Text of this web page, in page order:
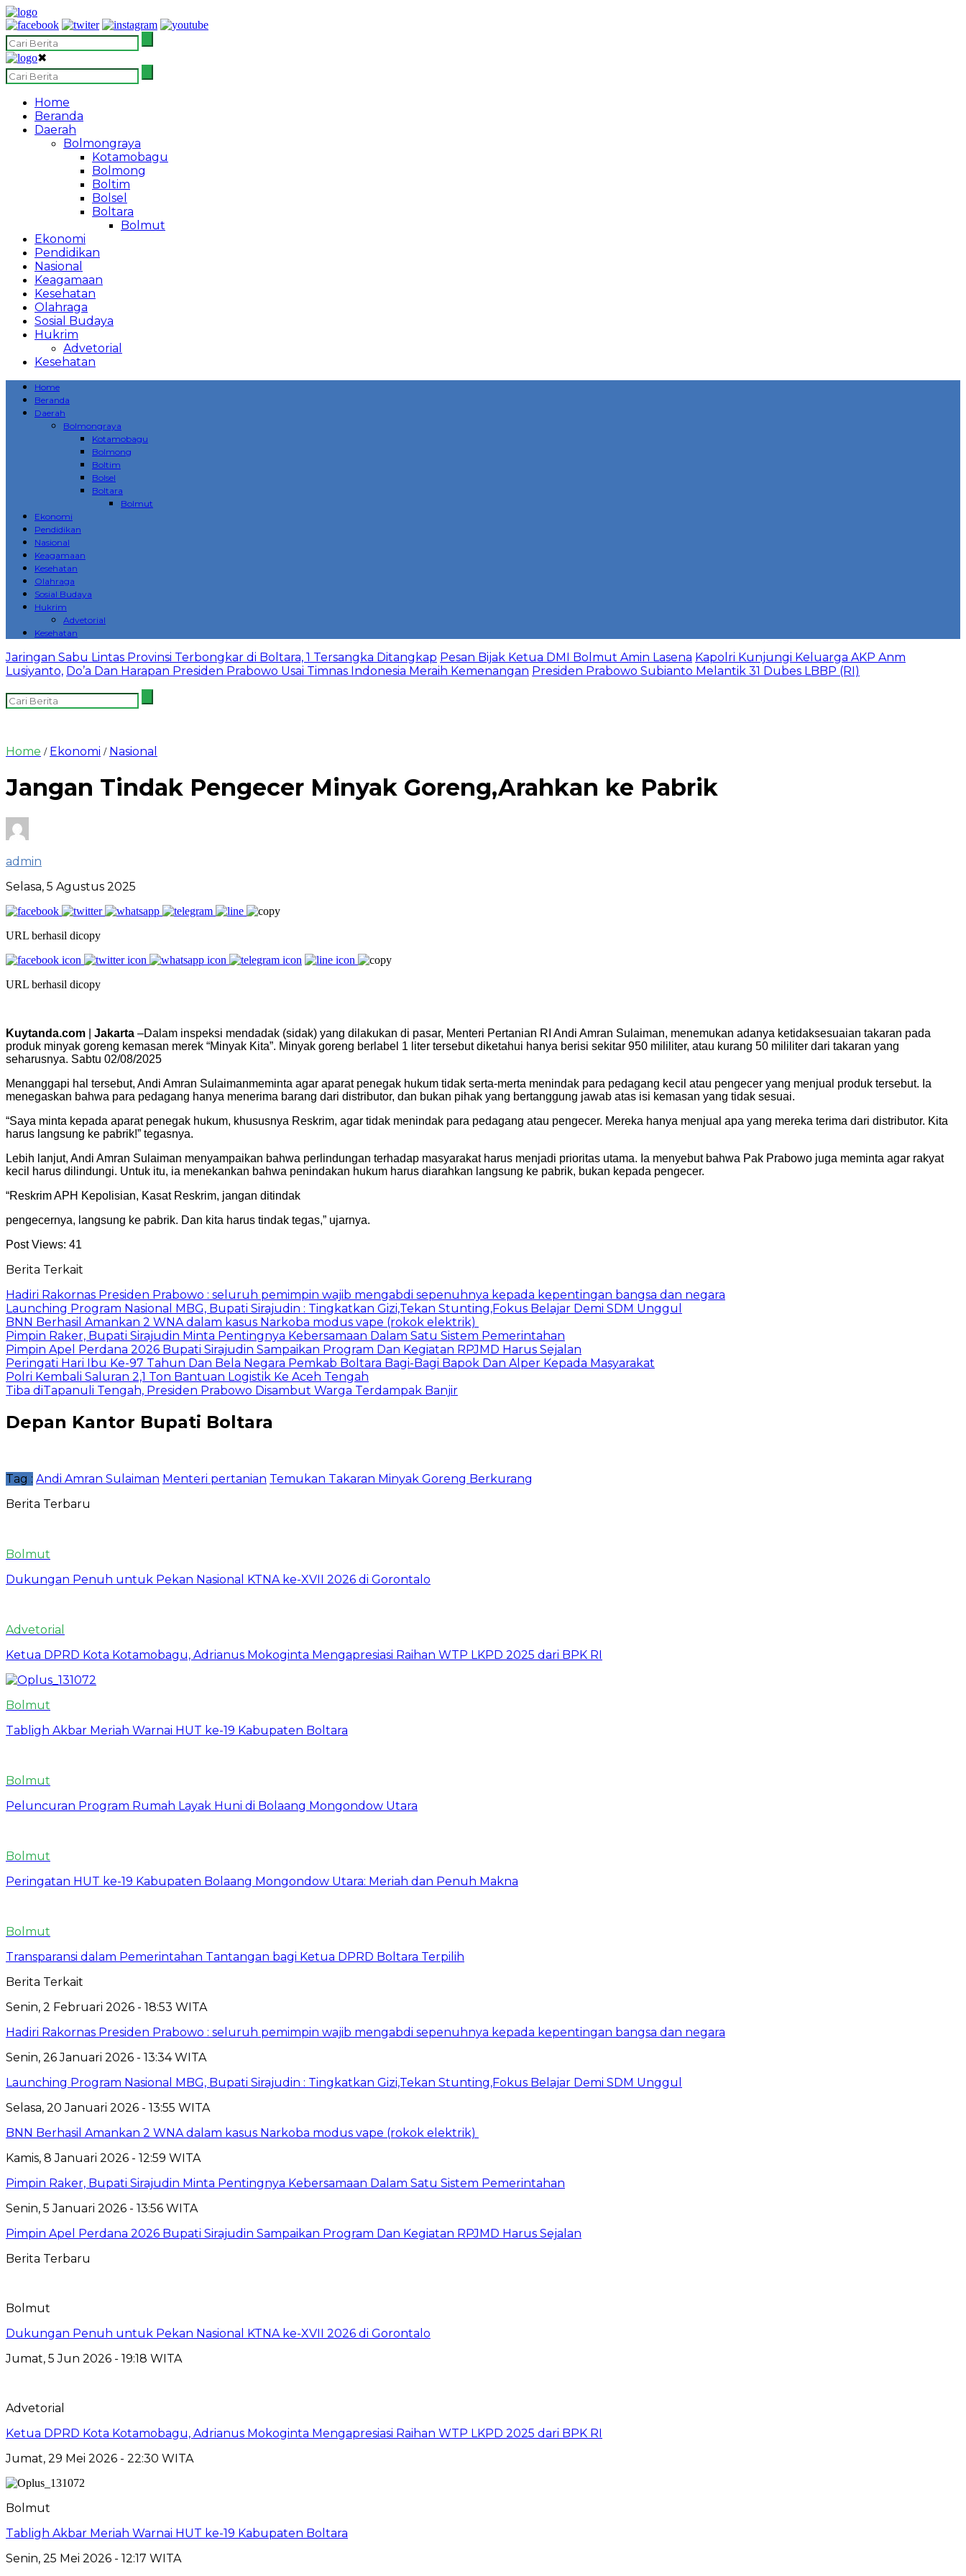
✖
Home
Beranda
Daerah
Bolmongraya
Kotamobagu
Bolmong
Boltim
Bolsel
Boltara
Bolmut
Ekonomi
Pendidikan
Nasional
Keagamaan
Kesehatan
Olahraga
Sosial Budaya
Hukrim
Advetorial
Kesehatan
Home
Beranda
Daerah
Bolmongraya
Kotamobagu
Bolmong
Boltim
Bolsel
Boltara
Bolmut
Ekonomi
Pendidikan
Nasional
Keagamaan
Kesehatan
Olahraga
Sosial Budaya
Hukrim
Advetorial
Kesehatan
Jaringan Sabu Lintas Provinsi Terbongkar di Boltara, 1 Tersangka Ditangkap Pesan Bijak Ketua DMI Bolmut Amin Lasena Kapolri Kunjungi Keluarga AKP Anm
Lusiyanto, Do’a Dan Harapan Presiden Prabowo Usai Timnas Indonesia Meraih Kemenangan Presiden Prabowo Subianto Melantik 31 Dubes LBBP (RI)
Home / Ekonomi / Nasional
Jangan Tindak Pengecer Minyak Goreng,Arahkan ke Pabrik
admin
Selasa, 5 Agustus 2025
URL berhasil dicopy
URL berhasil dicopy
Kuytanda.com Jakarta –Dalam inspeksi mendadak (sidak) yang dilakukan di pasar, Menteri Pertanian RI Andi Amran Sulaiman, menemukan adanya ketidaksesuaian takaran pada
produk minyak goreng kemasan merek “Minyak Kita”. Minyak goreng berlabel 1 liter tersebut diketahui hanya berisi sekitar 950 mililiter, atau kurang 50 mililiter dari takaran yang
seharusnya. Sabtu 02/08/2025
Menanggapi hal tersebut, Andi Amran Sulaimanmeminta agar aparat penegak hukum tidak serta-merta menindak para pedagang kecil atau pengecer yang menjual produk tersebut. Ia
menegaskan bahwa para pedagang hanya menerima barang dari distributor, dan bukan pihak yang bertanggung jawab atas isi kemasan yang tidak sesuai.
“Saya minta kepada aparat penegak hukum, khususnya Reskrim, agar tidak menindak para pedagang atau pengecer. Mereka hanya menjual apa yang mereka terima dari distributor. Kita
harus langsung ke pabrik!” tegasnya.
Lebih lanjut, Andi Amran Sulaiman menyampaikan bahwa perlindungan terhadap masyarakat harus menjadi prioritas utama. Ia menyebut bahwa Pak Prabowo juga meminta agar rakyat
kecil harus dilindungi. Untuk itu, ia menekankan bahwa penindakan hukum harus diarahkan langsung ke pabrik, bukan kepada pengecer.
“Reskrim APH Kepolisian, Kasat Reskrim, jangan ditindak
pengecernya, langsung ke pabrik. Dan kita harus tindak tegas,” ujarnya.
Post Views: 41
Berita Terkait
Hadiri Rakornas Presiden Prabowo : seluruh pemimpin wajib mengabdi sepenuhnya kepada kepentingan bangsa dan negara
Launching Program Nasional MBG, Bupati Sirajudin : Tingkatkan Gizi,Tekan Stunting,Fokus Belajar Demi SDM Unggul
BNN Berhasil Amankan 2 WNA dalam kasus Narkoba modus vape (rokok elektrik)
Pimpin Raker, Bupati Sirajudin Minta Pentingnya Kebersamaan Dalam Satu Sistem Pemerintahan
Pimpin Apel Perdana 2026 Bupati Sirajudin Sampaikan Program Dan Kegiatan RPJMD Harus Sejalan
Peringati Hari Ibu Ke-97 Tahun Dan Bela Negara Pemkab Boltara Bagi-Bagi Bapok Dan Alper Kepada Masyarakat
Polri Kembali Saluran 2,1 Ton Bantuan Logistik Ke Aceh Tengah
Tiba diTapanuli Tengah, Presiden Prabowo Disambut Warga Terdampak Banjir
Depan Kantor Bupati Boltara
Tag : Andi Amran Sulaiman Menteri pertanian Temukan Takaran Minyak Goreng Berkurang
Berita Terbaru
Bolmut
Dukungan Penuh untuk Pekan Nasional KTNA ke-XVII 2026 di Gorontalo
Advetorial
Ketua DPRD Kota Kotamobagu, Adrianus Mokoginta Mengapresiasi Raihan WTP LKPD 2025 dari BPK RI
Bolmut
Tabligh Akbar Meriah Warnai HUT ke-19 Kabupaten Boltara
Bolmut
Peluncuran Program Rumah Layak Huni di Bolaang Mongondow Utara
Bolmut
Peringatan HUT ke-19 Kabupaten Bolaang Mongondow Utara: Meriah dan Penuh Makna
Bolmut
Transparansi dalam Pemerintahan Tantangan bagi Ketua DPRD Boltara Terpilih
Berita Terkait
Senin, 2 Februari 2026 - 18:53 WITA
Hadiri Rakornas Presiden Prabowo : seluruh pemimpin wajib mengabdi sepenuhnya kepada kepentingan bangsa dan negara
Senin, 26 Januari 2026 - 13:34 WITA
Launching Program Nasional MBG, Bupati Sirajudin : Tingkatkan Gizi,Tekan Stunting,Fokus Belajar Demi SDM Unggul
Selasa, 20 Januari 2026 - 13:55 WITA
BNN Berhasil Amankan 2 WNA dalam kasus Narkoba modus vape (rokok elektrik)
Kamis, 8 Januari 2026 - 12:59 WITA
Pimpin Raker, Bupati Sirajudin Minta Pentingnya Kebersamaan Dalam Satu Sistem Pemerintahan
Senin, 5 Januari 2026 - 13:56 WITA
Pimpin Apel Perdana 2026 Bupati Sirajudin Sampaikan Program Dan Kegiatan RPJMD Harus Sejalan
Berita Terbaru
Bolmut
Dukungan Penuh untuk Pekan Nasional KTNA ke-XVII 2026 di Gorontalo
Jumat, 5 Jun 2026 - 19:18 WITA
Advetorial
Ketua DPRD Kota Kotamobagu, Adrianus Mokoginta Mengapresiasi Raihan WTP LKPD 2025 dari BPK RI
Jumat, 29 Mei 2026 - 22:30 WITA
Bolmut
Tabligh Akbar Meriah Warnai HUT ke-19 Kabupaten Boltara
Senin, 25 Mei 2026 - 12:17 WITA